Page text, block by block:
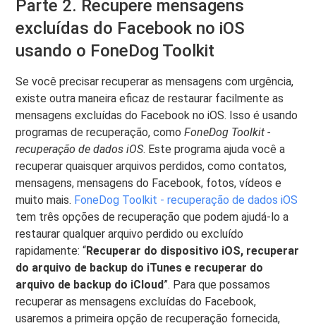
Parte 2. Recupere mensagens
excluídas do Facebook no iOS
usando o FoneDog Toolkit
Se você precisar recuperar as mensagens com urgência,
existe outra maneira eficaz de restaurar facilmente as
mensagens excluídas do Facebook no iOS. Isso é usando
programas de recuperação, comoFoneDog Toolkit -
recuperação de dados iOS. Este programa ajuda você a
recuperar quaisquer arquivos perdidos, como contatos,
mensagens, mensagens do Facebook, fotos, vídeos e
muito mais. FoneDog Toolkit - recuperação de dados iOS
tem três opções de recuperação que podem ajudá-lo a
restaurar qualquer arquivo perdido ou excluído
rapidamente: “Recuperar do dispositivo iOS, recuperar
do arquivo de backup do iTunes e recuperar do
arquivo de backup do iCloud”. Para que possamos
recuperar as mensagens excluídas do Facebook,
usaremos a primeira opção de recuperação fornecida,